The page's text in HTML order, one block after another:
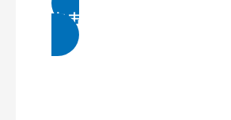
点击免费领取